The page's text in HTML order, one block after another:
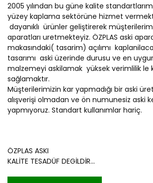
2005 yılından bu güne kalite
yüzey kaplama sektörüne hizmet
dayanıklı ürünler geliştirerek
aparatları uretmekteyiz. ÖZPLAS aski
makasındaki( tasarim) açılımı
tasarımı aski üzerinde durusu ve en
malzemeyi askilamak yüksek verimlilik le
sağlamaktır.
Müşterilerimizin kar yapmadığı bir aski
alışverişi olmadan ve ön numunesiz aski
yapmıyoruz. Standart kullanımlar hariç.
ÖZPLAS ASKI
KALİTE TESADÜF DEGİLDİR...